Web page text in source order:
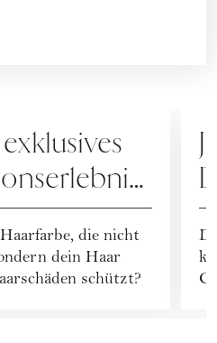
die nicht
dein Haar
schützt?